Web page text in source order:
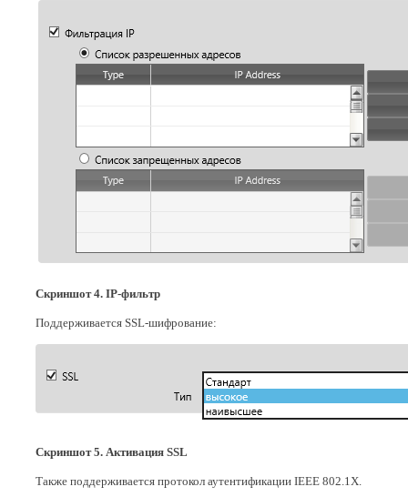
Скриншот 4. IP-фильтр
Поддерживается SSL-шифрование:
Скриншот 5. Активация SSL
Также поддерживается протокол аутентификации IEEE 802.1X.